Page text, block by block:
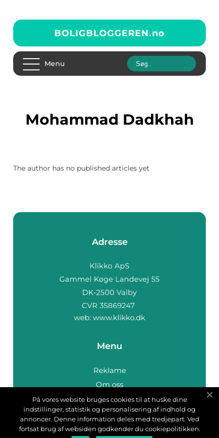
BOLIGBLOGGEREN.no
Menu
Mohammad Dadkhah
The author has no published articles yet
Adresse
web: www.klikko.dk
Menu
Reklame
Om oss
Cookies
Kontakt Oss
Sitemap
På vores website bruges cookies til at huske dine
indstillinger, statistik og personalisering af indhold og
annoncer. Denne information deles med tredjepart. Ved
fortsat brug af websiden godkender du cookiepolitikken.